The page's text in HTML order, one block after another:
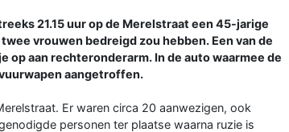
21.15 uur op de Merelstraat een 45-jarige
vrouwen bedreigd zou hebben. Een van de
aan rechteronderarm. In de auto waarmee de
aangetroffen.
Er waren circa 20 aanwezigen, ook
personen ter plaatse waarna ruzie is